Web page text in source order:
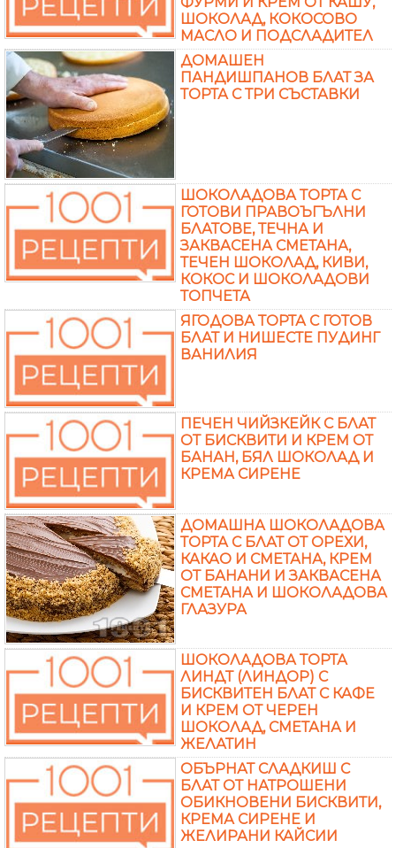
ШОКОЛАД, КОКОСОВО
МАСЛО И ПОДСЛАДИТЕЛ
ДОМАШЕН
ПАНДИШПАНОВ БЛАТ ЗА
ТОРТА С ТРИ СЪСТАВКИ
ШОКОЛАДОВА ТОРТА С
ГОТОВИ ПРАВОЪГЪЛНИ
БЛАТОВЕ, ТЕЧНА И
ЗАКВАСЕНА СМЕТАНА,
ТЕЧЕН ШОКОЛАД, КИВИ,
КОКОС И ШОКОЛАДОВИ
ТОПЧЕТА
ЯГОДОВА ТОРТА С ГОТОВ
БЛАТ И НИШЕСТЕ ПУДИНГ
ВАНИЛИЯ
ПЕЧЕН ЧИЙЗКЕЙК С БЛАТ
ОТ БИСКВИТИ И КРЕМ ОТ
БАНАН, БЯЛ ШОКОЛАД И
КРЕМА СИРЕНЕ
ДОМАШНА ШОКОЛАДОВА
ТОРТА С БЛАТ ОТ ОРЕХИ,
КАКАО И СМЕТАНА, КРЕМ
ОТ БАНАНИ И ЗАКВАСЕНА
СМЕТАНА И ШОКОЛАДОВА
ГЛАЗУРА
ШОКОЛАДОВА ТОРТА
ЛИНДТ (ЛИНДОР) С
БИСКВИТЕН БЛАТ С КАФЕ
И КРЕМ ОТ ЧЕРЕН
ШОКОЛАД, СМЕТАНА И
ЖЕЛАТИН
ОБЪРНАТ СЛАДКИШ С
БЛАТ ОТ НАТРОШЕНИ
ОБИКНОВЕНИ БИСКВИТИ,
КРЕМА СИРЕНЕ И
ЖЕЛИРАНИ КАЙСИИ